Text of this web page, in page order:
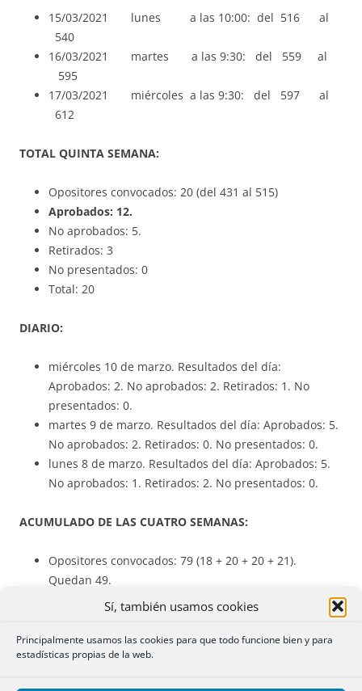
Sí, también usamos cookies
Principalmente usamos las cookies para que todo funcione bien y para
estadísticas propias de la web.
15/03/2021 lunes a las 10:00: del 516 al
540
16/03/2021 martes a las 9:30: del 559 al
595
17/03/2021 miércoles a las 9:30: del 597 al
612
TOTAL QUINTA SEMANA:
Opositores convocados: 20 (del 431 al 515)
Aprobados: 12.
No aprobados: 5.
Retirados: 3
No presentados: 0
Total: 20
DIARIO:
miércoles 10 de marzo. Resultados del día:
Aprobados: 2. No aprobados: 2. Retirados: 1. No
presentados: 0.
martes 9 de marzo. Resultados del día: Aprobados: 5.
No aprobados: 2. Retirados: 0. No presentados: 0.
lunes 8 de marzo. Resultados del día: Aprobados: 5.
No aprobados: 1. Retirados: 2. No presentados: 0.
ACUMULADO DE LAS CUATRO SEMANAS:
Opositores convocados: 79 (18 + 20 + 20 + 21).
Quedan 49.
Aprobados: 39
(10 + 9 + 8 + 12)
Retirados: 14 (2 + 2 + 5 + 5)
Presentados: 78 (17 + 20 + 20 + 21).